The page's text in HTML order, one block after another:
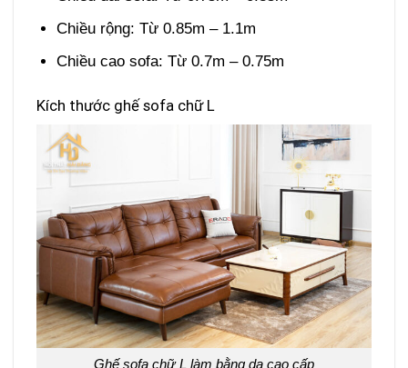
Chiều rộng: Từ 0.85m – 1.1m
Chiều cao sofa: Từ 0.7m – 0.75m
Kích thước ghế sofa chữ L
Ghế sofa chữ L làm bằng da cao cấp